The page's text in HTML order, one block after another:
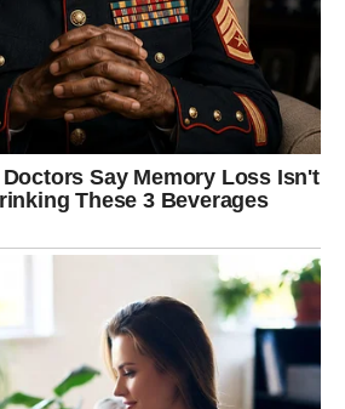
Moguća je i neočekivana
zaradu.
veoma lijep period. Slobodni
osobu koja će ih osvojiti
toplinom. Veza koja započne u
da traje dugo jer će biti
poštovanju i povjerenju.
osjetit će kako odnos postaje još
planovi, razgovori o
koje će dodatno učvrstiti vezu.
vas mučili polako će nestajati, a